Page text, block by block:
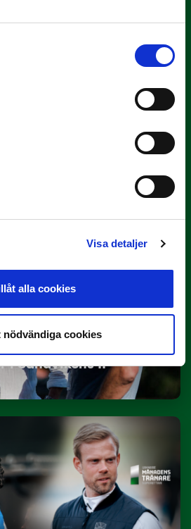
Visa detaljer
alla cookies
nödvändiga cookies
i Sandvikens IF